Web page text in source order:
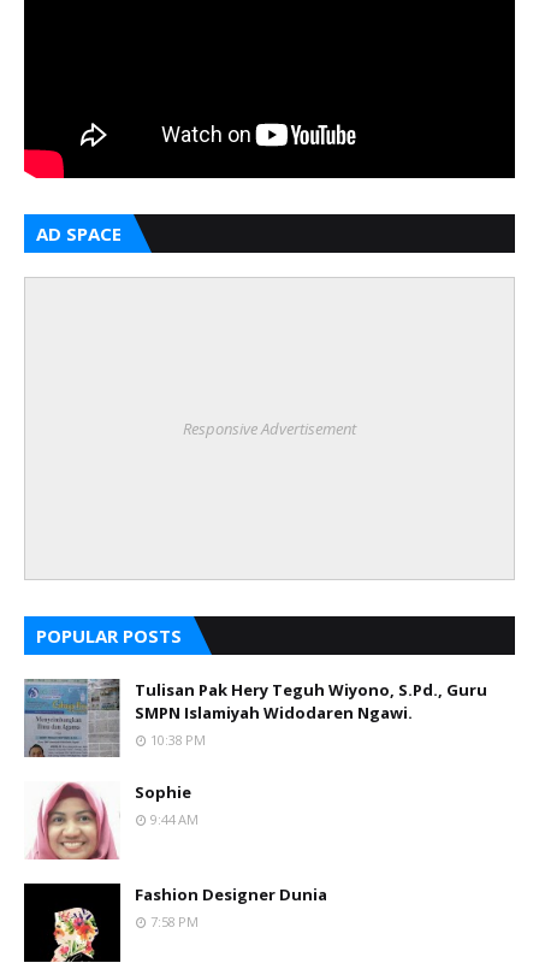
AD SPACE
Responsive Advertisement
POPULAR POSTS
Tulisan Pak Hery Teguh Wiyono, S.Pd., Guru
SMPN Islamiyah Widodaren Ngawi.
10:38 PM
Sophie
9:44 AM
Fashion Designer Dunia
7:58 PM